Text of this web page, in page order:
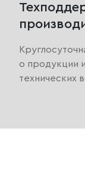
о продукции
технических